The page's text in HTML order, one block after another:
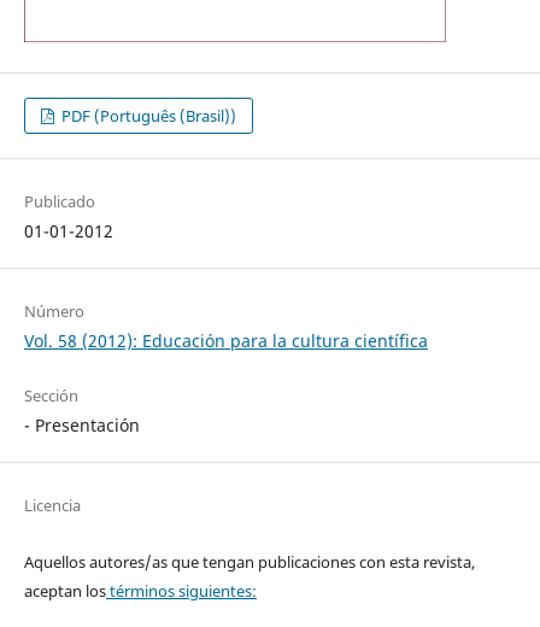
PDF (Português (Brasil))
Publicado
01-01-2012
Número
Vol. 58 (2012): Educación para la cultura científica
Sección
- Presentación
Licencia
Aquellos autores/as que tengan publicaciones con esta revista,
aceptan lostérminos siguientes: